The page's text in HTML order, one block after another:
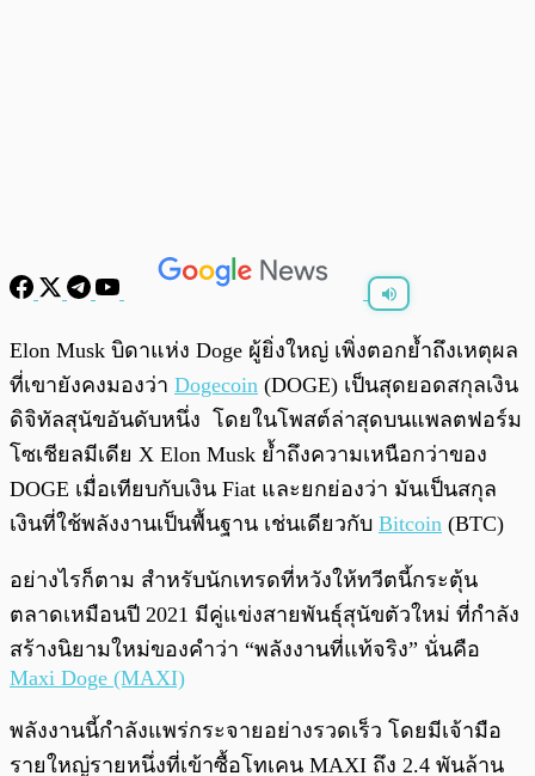
พร้อมเล่น 0:00 /
Elon Musk บิดาแห่ง Doge ผู้ยิ่งใหญ่ เพิ่งตอกย้ำถึงเหตุผล
ที่เขายังคงมองว่า Dogecoin (DOGE) เป็นสุดยอดสกุลเงิน
ดิจิทัลสุนัขอันดับหนึ่ง โดยในโพสต์ล่าสุดบนแพลตฟอร์ม
โซเชียลมีเดีย X Elon Musk ย้ำถึงความเหนือกว่าของ
DOGE เมื่อเทียบกับเงิน Fiat และยกย่องว่า มันเป็นสกุล
เงินที่ใช้พลังงานเป็นพื้นฐาน เช่นเดียวกับ Bitcoin (BTC)
อย่างไรก็ตาม สำหรับนักเทรดที่หวังให้ทวีตนี้กระตุ้น
ตลาดเหมือนปี 2021 มีคู่แข่งสายพันธุ์สุนัขตัวใหม่ ที่กำลัง
สร้างนิยามใหม่ของคำว่า “พลังงานที่แท้จริง” นั่นคือ
Maxi Doge (MAXI)
พลังงานนี้กำลังแพร่กระจายอย่างรวดเร็ว โดยมีเจ้ามือ
รายใหญ่รายหนึ่งที่เข้าซื้อโทเคน MAXI ถึง 2.4 พันล้าน